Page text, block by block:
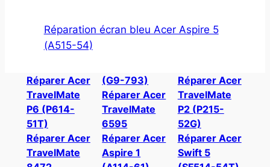
Réparation écran bleu Acer Aspire 5
(A515-54)
Réparer Acer
TravelMate
P6 (P614-
51T)
Réparer Acer
TravelMate
(G9-793)
Réparer Acer
TravelMate
6595
Réparer Acer
Aspire 1
Réparer Acer
TravelMate
P2 (P215-
52G)
Réparer Acer
Swift 5